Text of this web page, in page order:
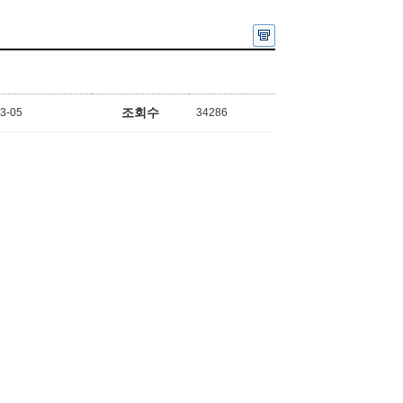
05 조회수 34286